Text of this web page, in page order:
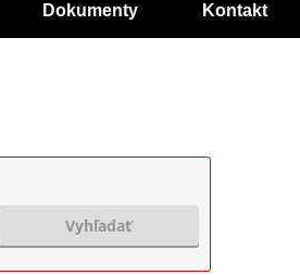
Dokumenty Kontakt
Vyhľadať